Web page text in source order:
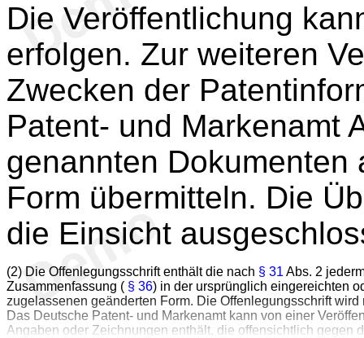
Die Veröffentlichung
erfolgen. Zur weiteren
Zwecken der
Patent- und Markenamt
genannten
Form übermitteln. Die
die Einsicht
(2) Die Offenlegungsschrift enthält die nach § 31 Abs. 2
Zusammenfassung ( § 36) in der ursprünglich eingereichten
zugelassenen geänderten Form. Die Offenlegungsschrift
Das Deutsche Patent- und Markenamt kann von einer
Angaben oder Zeichnungen enthält, die offensichtlich gegen